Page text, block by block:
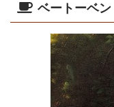
ベートーベン